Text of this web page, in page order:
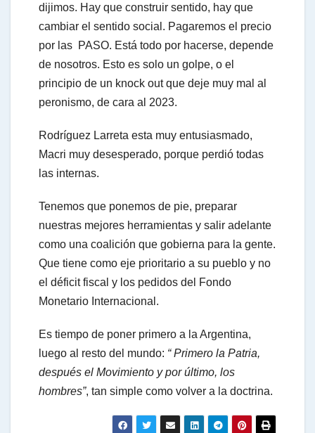
dijimos. Hay que construir sentido, hay que
cambiar el sentido social. Pagaremos el precio
por las PASO. Está todo por hacerse, depende
de nosotros. Esto es solo un golpe, o el
principio de un knock out que deje muy mal al
peronismo, de cara al 2023.
Rodríguez Larreta esta muy entusiasmado,
Macri muy desesperado, porque perdió todas
las internas.
Tenemos que ponemos de pie, preparar
nuestras mejores herramientas y salir adelante
como una coalición que gobierna para la gente.
Que tiene como eje prioritario a su pueblo y no
el déficit fiscal y los pedidos del Fondo
Monetario Internacional.
Es tiempo de poner primero a la Argentina,
luego al resto del mundo: “ Primero la Patria,
después el Movimiento y por último, los
hombres”, tan simple como volver a la doctrina.